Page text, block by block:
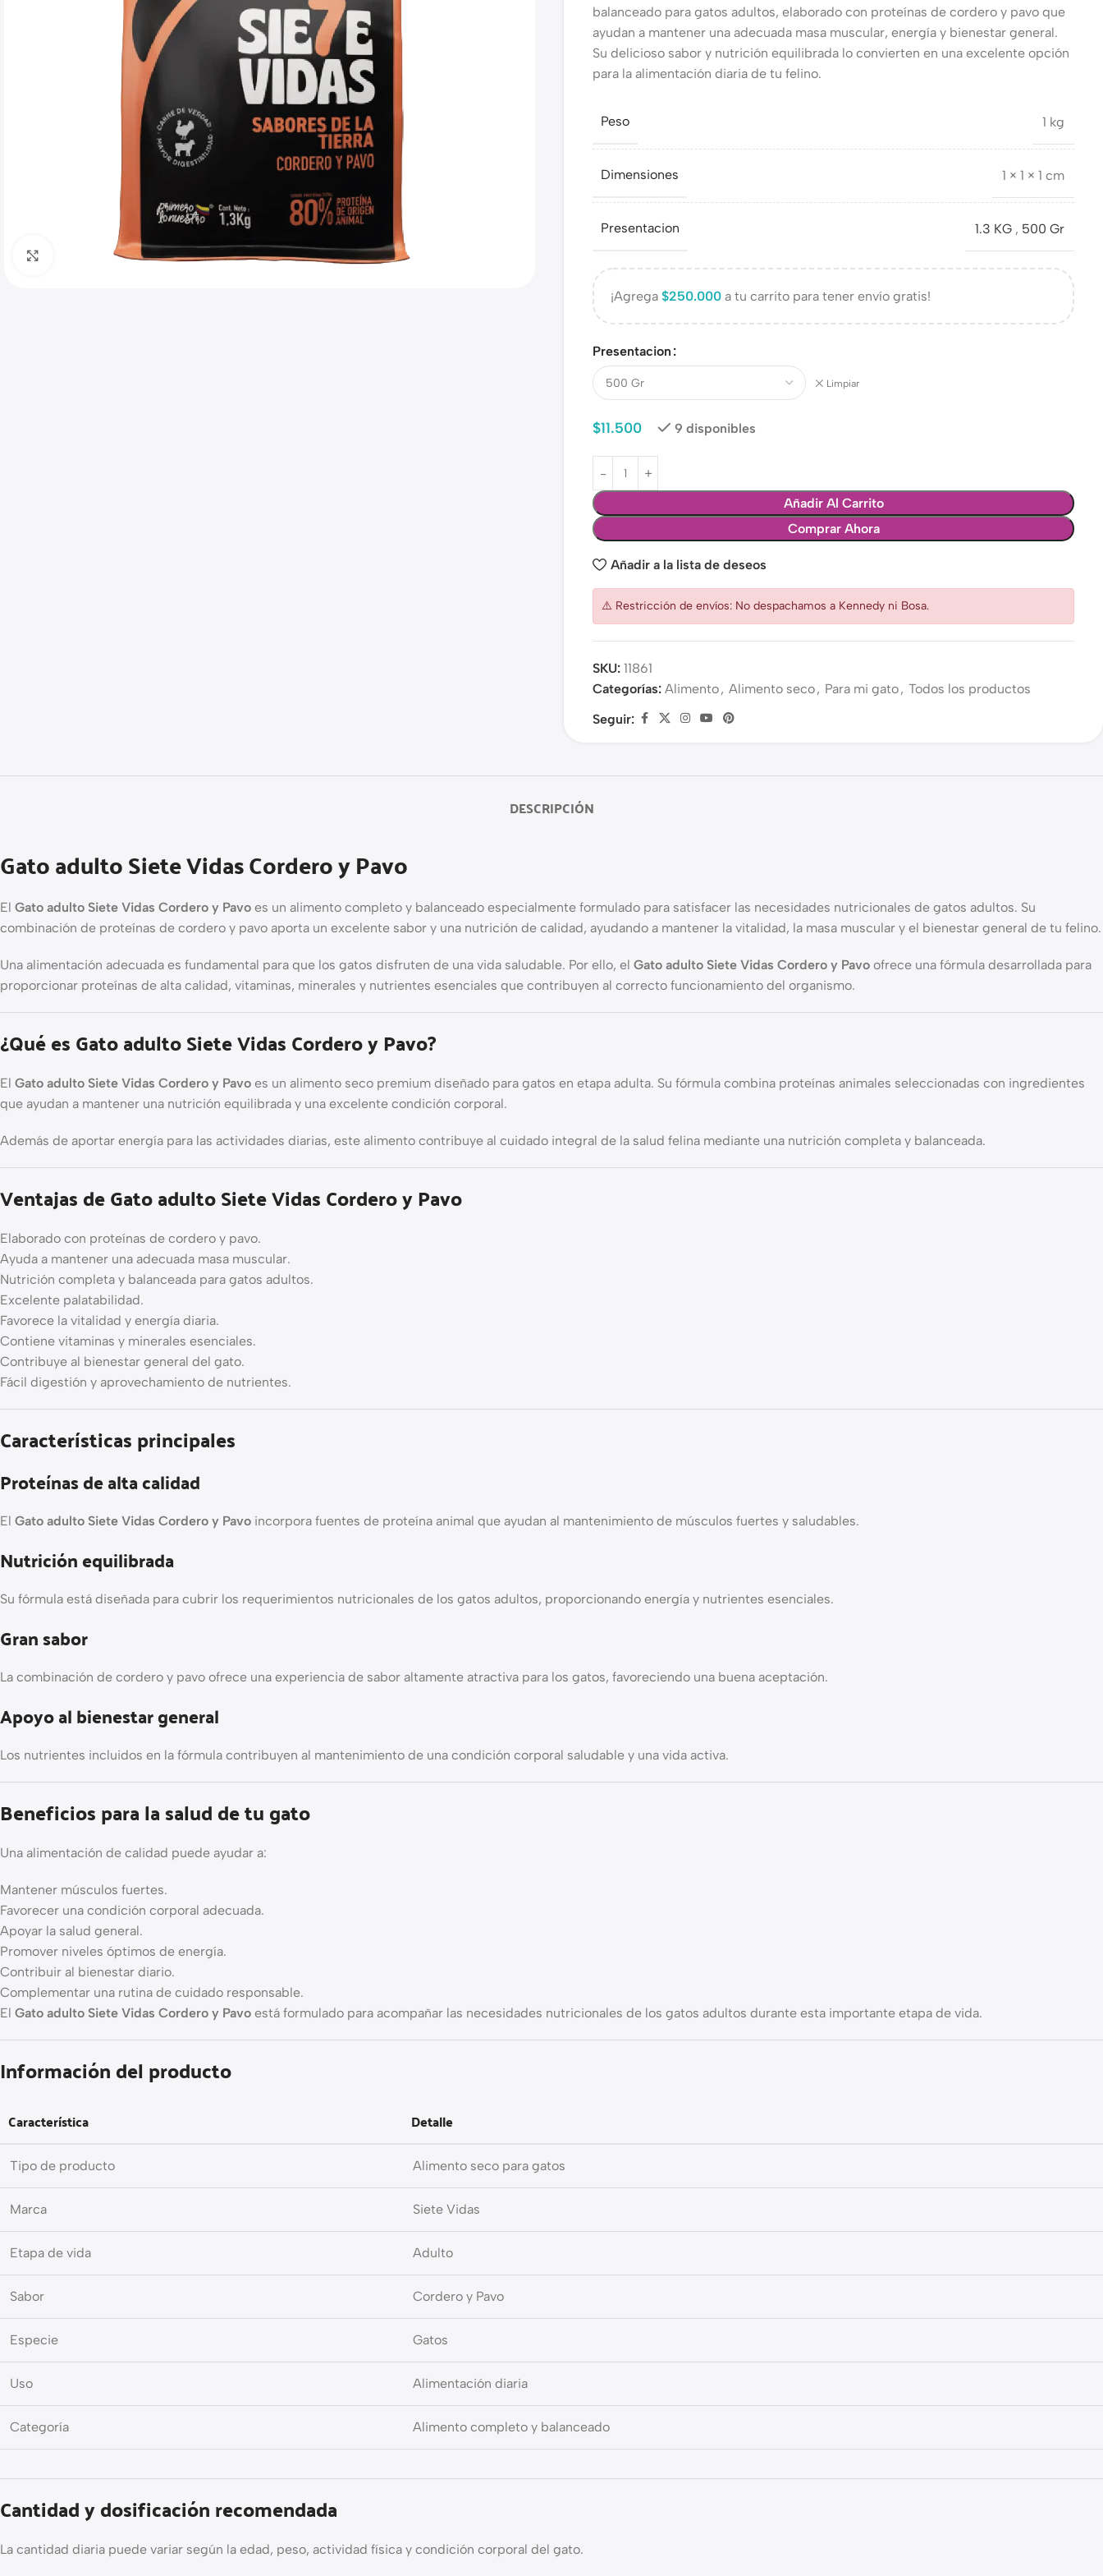
Haga clic para ampliar
balanceado para gatos adultos, elaborado con proteínas de cordero y pavo que
ayudan a mantener una adecuada masa muscular, energía y bienestar general.
Su delicioso sabor y nutrición equilibrada lo convierten en una excelente opción
para la alimentación diaria de tu felino.
Peso 1 kg
Dimensiones 1 × 1 × 1 cm
Presentacion 1.3 KG , 500 Gr
¡Agrega $250.000 a tu carrito para tener envío gratis!
Presentacion
Limpiar
$11.500 9 disponibles
Añadir Al Carrito
Comprar Ahora
Añadir a la lista de deseos
⚠️ Restricción de envíos: No despachamos a Kennedy ni Bosa.
SKU: 11861
Categorías: Alimento, Alimento seco, Para mi gato, Todos los productos
Seguir:
DESCRIPCIÓN
Gato adulto Siete Vidas Cordero y Pavo
El Gato adulto Siete Vidas Cordero y Pavo es un alimento completo y balanceado especialmente formulado para satisfacer las necesidades nutricionales de gatos adultos. Su
combinación de proteínas de cordero y pavo aporta un excelente sabor y una nutrición de calidad, ayudando a mantener la vitalidad, la masa muscular y el bienestar general de tu felino.
Una alimentación adecuada es fundamental para que los gatos disfruten de una vida saludable. Por ello, el Gato adulto Siete Vidas Cordero y Pavo ofrece una fórmula desarrollada para
proporcionar proteínas de alta calidad, vitaminas, minerales y nutrientes esenciales que contribuyen al correcto funcionamiento del organismo.
¿Qué es Gato adulto Siete Vidas Cordero y Pavo?
El Gato adulto Siete Vidas Cordero y Pavo es un alimento seco premium diseñado para gatos en etapa adulta. Su fórmula combina proteínas animales seleccionadas con ingredientes
que ayudan a mantener una nutrición equilibrada y una excelente condición corporal.
Además de aportar energía para las actividades diarias, este alimento contribuye al cuidado integral de la salud felina mediante una nutrición completa y balanceada.
Ventajas de Gato adulto Siete Vidas Cordero y Pavo
Elaborado con proteínas de cordero y pavo.
Ayuda a mantener una adecuada masa muscular.
Nutrición completa y balanceada para gatos adultos.
Excelente palatabilidad.
Favorece la vitalidad y energía diaria.
Contiene vitaminas y minerales esenciales.
Contribuye al bienestar general del gato.
Fácil digestión y aprovechamiento de nutrientes.
Características principales
Proteínas de alta calidad
El Gato adulto Siete Vidas Cordero y Pavo incorpora fuentes de proteína animal que ayudan al mantenimiento de músculos fuertes y saludables.
Nutrición equilibrada
Su fórmula está diseñada para cubrir los requerimientos nutricionales de los gatos adultos, proporcionando energía y nutrientes esenciales.
Gran sabor
La combinación de cordero y pavo ofrece una experiencia de sabor altamente atractiva para los gatos, favoreciendo una buena aceptación.
Apoyo al bienestar general
Los nutrientes incluidos en la fórmula contribuyen al mantenimiento de una condición corporal saludable y una vida activa.
Beneficios para la salud de tu gato
Una alimentación de calidad puede ayudar a:
Mantener músculos fuertes.
Favorecer una condición corporal adecuada.
Apoyar la salud general.
Promover niveles óptimos de energía.
Contribuir al bienestar diario.
Complementar una rutina de cuidado responsable.
El Gato adulto Siete Vidas Cordero y Pavo está formulado para acompañar las necesidades nutricionales de los gatos adultos durante esta importante etapa de vida.
Información del producto
Característica Detalle
Tipo de producto Alimento seco para gatos
Marca Siete Vidas
Etapa de vida Adulto
Sabor Cordero y Pavo
Especie Gatos
Uso Alimentación diaria
Categoría Alimento completo y balanceado
Cantidad y dosificación recomendada
La cantidad diaria puede variar según la edad, peso, actividad física y condición corporal del gato.